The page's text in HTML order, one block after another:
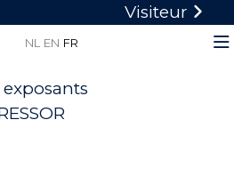
Visiteur
NL EN FR